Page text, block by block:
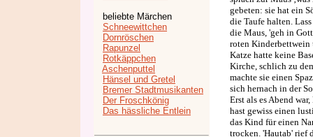
beliebte Märchen
Schneewittchen
Dornröschen
Rapunzel
Rotkäppchen
Aschenputtel
Hänsel und Gretel
Bremer Stadtmusikanten
Der Froschkönig
Das hässliche Entlein
gebeten: sie hat ein
die Taufe halten.
die Maus, 'geh in
roten Kinderbettwein
Katze hatte keine
Kirche, schlich zu
machte sie einen
sich hernach in der
Erst als es Abend
hast gewiss einen
das Kind für einen
trocken. 'Hautab' rief